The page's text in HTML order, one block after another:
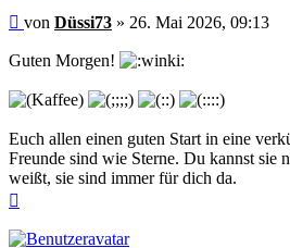
Beitrag
von Düssi73 » 26. Mai 2026, 09:13
Guten Morgen!
Euch allen einen guten Start in eine
Freunde sind wie Sterne. Du kannst sie
weißt, sie sind immer für dich da.